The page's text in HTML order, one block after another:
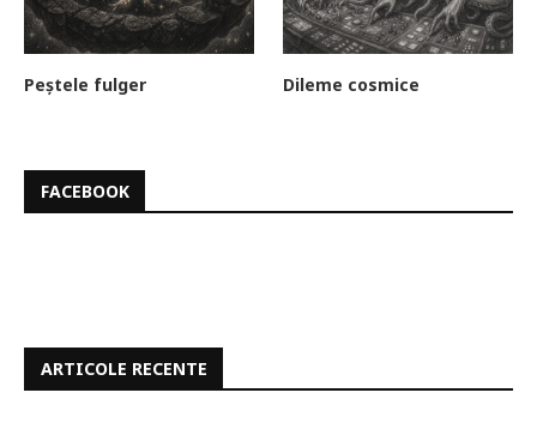
Peștele fulger Dileme cosmice
FACEBOOK
ARTICOLE RECENTE